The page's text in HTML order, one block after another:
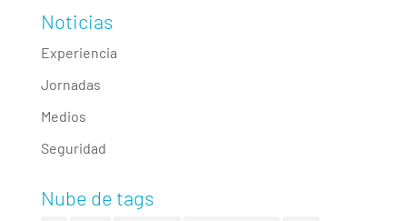
Noticias
Experiencia
Jornadas
Medios
Seguridad
Nube de tags